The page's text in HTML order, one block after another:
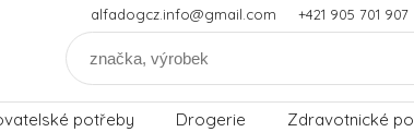
alfadogcz.info@gmail.com +421 905 701 907
potřeby Drogerie Zdravotnické